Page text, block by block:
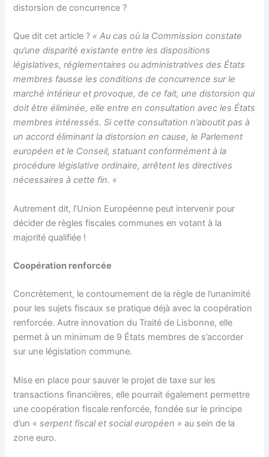
distorsion de concurrence ?
Que dit cet article ? « Au cas où la Commission constate
qu’une disparité existante entre les dispositions
législatives, réglementaires ou administratives des États
membres fausse les conditions de concurrence sur le
marché intérieur et provoque, de ce fait, une distorsion qui
doit être éliminée, elle entre en consultation avec les États
membres intéressés. Si cette consultation n’aboutit pas à
un accord éliminant la distorsion en cause, le Parlement
européen et le Conseil, statuant conformément à la
procédure législative ordinaire, arrêtent les directives
nécessaires à cette fin. «
Autrement dit, l’Union Européenne peut intervenir pour
décider de règles fiscales communes en votant à la
majorité qualifiée !
Coopération renforcée
Concrètement, le contournement de la règle de l’unanimité
pour les sujets fiscaux se pratique déjà avec la coopération
renforcée. Autre innovation du Traité de Lisbonne, elle
permet à un minimum de 9 États membres de s’accorder
sur une législation commune.
Mise en place pour sauver le projet de taxe sur les
transactions financières, elle pourrait également permettre
une coopération fiscale renforcée, fondée sur le principe
d’un «serpent fiscal et social européen » au sein de la
zone euro.